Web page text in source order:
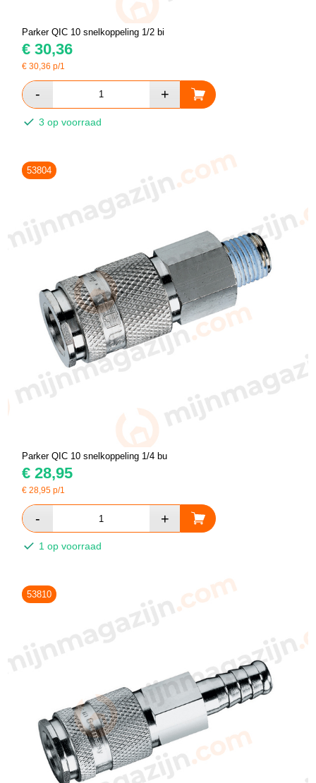
Parker QIC 10 snelkoppeling 1/2 bi
€ 30,36
€30,36 p/1
3 op voorraad
53804
Parker QIC 10 snelkoppeling 1/4 bu
€ 28,95
€28,95 p/1
1 op voorraad
53810